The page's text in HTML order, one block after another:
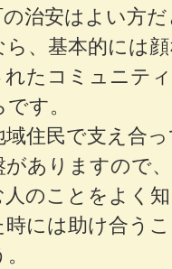
治安はよい方だ
、基本的には
れたコミュニテ
す。
住民で支え合
ありますので
人のことをよく
には助け合う